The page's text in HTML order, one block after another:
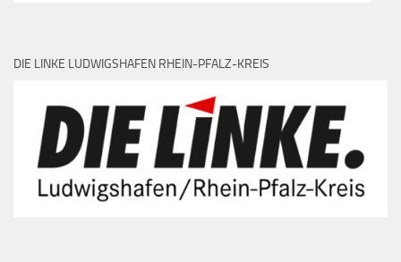
DIE LINKE LUDWIGSHAFEN RHEIN-PFALZ-KREIS